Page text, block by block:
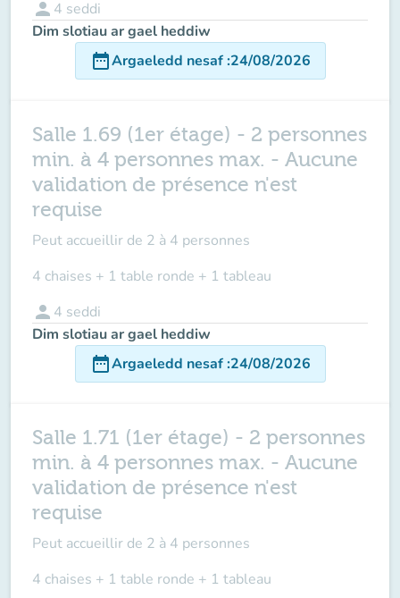
person 4 seddi
Dim slotiau ar gael heddiw
date_rangeArgaeledd nesaf:24/08/2026
Salle 1.69 (1er étage) - 2 personnes
min. à 4 personnes max. - Aucune
validation de présence n'est
requise
Peut accueillir de 2 à 4 personnes
4 chaises + 1 table ronde + 1 tableau
person 4 seddi
Dim slotiau ar gael heddiw
date_rangeArgaeledd nesaf:24/08/2026
Salle 1.71 (1er étage) - 2 personnes
min. à 4 personnes max. - Aucune
validation de présence n'est
requise
Peut accueillir de 2 à 4 personnes
4 chaises + 1 table ronde + 1 tableau